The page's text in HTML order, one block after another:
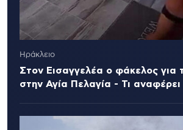
Ηράκλειο
Στον Εισαγγελέα ο φάκελος για
στην Αγία Πελαγία - Τι